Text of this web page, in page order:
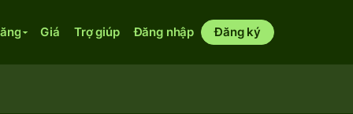
Giá Trợ giúp Đăng nhập Đăng ký